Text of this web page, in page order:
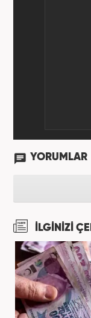
YORUMLAR
İLGİNİZİ